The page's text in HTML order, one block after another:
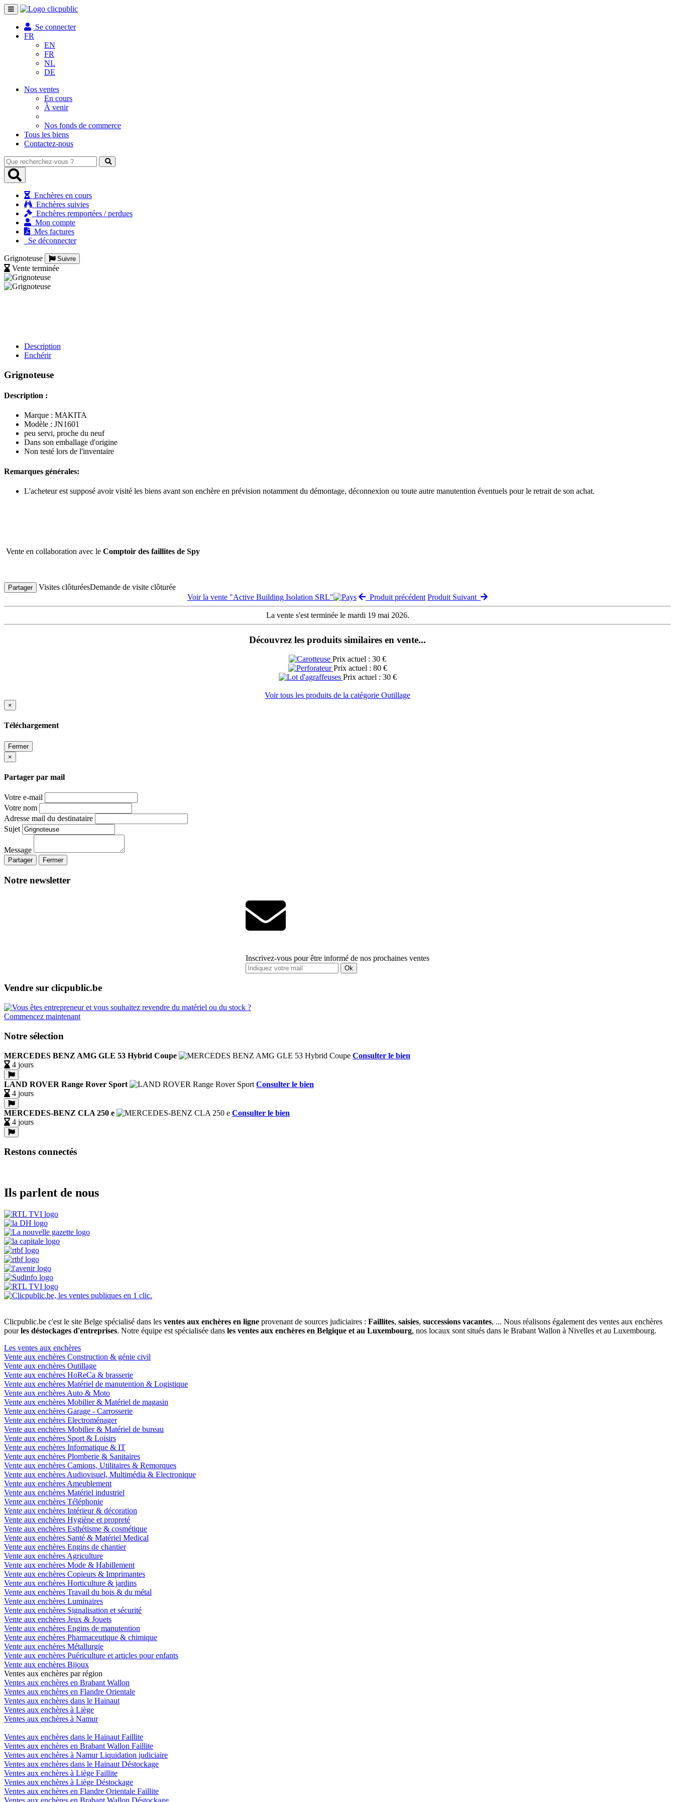
Toggle
navigation
Se connecter
FR
EN
FR
NL
DE
Nos ventes
En cours
À venir
Nos fonds de commerce
Tous les biens
Contactez-nous
Que
recherchez-
vous
Enchères en cours
Enchères suivies
Enchères remportées / perdues
Mon compte
Mes factures
Se déconnecter
Grignoteuse Suivre
Vente terminée
Description
Enchérir
Grignoteuse
Description :
Marque : MAKITA
Modèle : JN1601
peu servi, proche du neuf
Dans son emballage d'origine
Non testé lors de l'inventaire
Remarques générales:
L'acheteur est supposé avoir visité les biens avant son enchère en prévision notamment du démontage, déconnexion ou toute autre manutention éventuels pour le retrait de son achat.
Vente en collaboration avec le Comptoir des faillites de Spy
Partager Visites clôturéesDemande de visite clôturée
Voir la vente "Active Building Isolation SRL"
Produit précédent Produit Suivant
La vente s'est terminée le mardi 19 mai 2026.
Découvrez les produits similaires en vente...
Prix actuel : 30 €
Prix actuel : 80 €
Prix actuel : 30 €
Voir tous les produits de la catégorie Outillage
×
Téléchargement
Fermer
×
Partager par mail
Votre e-mail
Votre nom
Adresse mail du destinataire
Sujet
Message
Partager Fermer
Notre newsletter
Inscrivez-vous pour être informé de nos prochaines ventes
Ok
Vendre sur clicpublic.be
Commencez maintenant
Notre sélection
MERCEDES BENZ AMG GLE 53 Hybrid Coupe
Consulter le bien
4 jours
LAND ROVER Range Rover Sport
Consulter le bien
4 jours
MERCEDES-BENZ CLA 250 e
Consulter le bien
4 jours
Restons connectés
Ils parlent de nous
Clicpublic.be c'est le site Belge spécialisé dans les ventes aux enchères en ligne provenant de sources judiciaires : Faillites, saisies, successions vacantes, ... Nous réalisons également des ventes aux enchères
pourles déstockages d'entreprises. Notre équipe est spécialisée dans les ventes aux enchères en Belgique et au Luxembourg, nos locaux sont situés dans le Brabant Wallon à Nivelles et au Luxembourg.
Les ventes aux enchères
Vente aux enchères Construction & génie civil
Vente aux enchères Outillage
Vente aux enchères HoReCa & brasserie
Vente aux enchères Matériel de manutention & Logistique
Vente aux enchères Auto & Moto
Vente aux enchères Mobilier & Matériel de magasin
Vente aux enchères Garage - Carrosserie
Vente aux enchères Electroménager
Vente aux enchères Mobilier & Matériel de bureau
Vente aux enchères Sport & Loisirs
Vente aux enchères Informatique & IT
Vente aux enchères Plomberie & Sanitaires
Vente aux enchères Camions, Utilitaires & Remorques
Vente aux enchères Audiovisuel, Multimédia & Electronique
Vente aux enchères Ameublement
Vente aux enchères Matériel industriel
Vente aux enchères Téléphonie
Vente aux enchères Intérieur & décoration
Vente aux enchères Hygiène et propreté
Vente aux enchères Esthétisme & cosmétique
Vente aux enchères Santé & Matériel Medical
Vente aux enchères Engins de chantier
Vente aux enchères Agriculture
Vente aux enchères Mode & Habillement
Vente aux enchères Copieurs & Imprimantes
Vente aux enchères Horticulture & jardins
Vente aux enchères Travail du bois & du métal
Vente aux enchères Luminaires
Vente aux enchères Signalisation et sécurité
Vente aux enchères Jeux & Jouets
Vente aux enchères Engins de manutention
Vente aux enchères Pharmaceutique & chimique
Vente aux enchères Métallurgie
Vente aux enchères Puériculture et articles pour enfants
Vente aux enchères Bijoux
Ventes aux enchères par région
Ventes aux enchères en Brabant Wallon
Ventes aux enchères en Flandre Orientale
Ventes aux enchères dans le Hainaut
Ventes aux enchères à Liège
Ventes aux enchères à Namur
Ventes aux enchères dans le Hainaut Faillite
Ventes aux enchères en Brabant Wallon Faillite
Ventes aux enchères à Namur Liquidation judiciaire
Ventes aux enchères dans le Hainaut Déstockage
Ventes aux enchères à Liège Faillite
Ventes aux enchères à Liège Déstockage
Ventes aux enchères en Flandre Orientale Faillite
Ventes aux enchères en Brabant Wallon Déstockage